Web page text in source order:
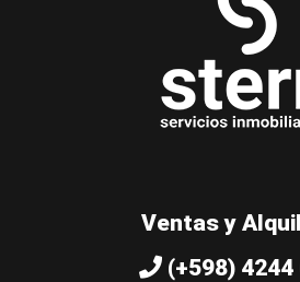
Ventas y
(+598) 4244